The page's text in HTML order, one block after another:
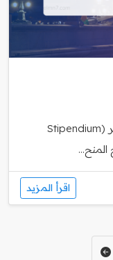
تُعد منحة منحة حكومة هنغاريا في المجر (Stipendium
اقرأ المزيد